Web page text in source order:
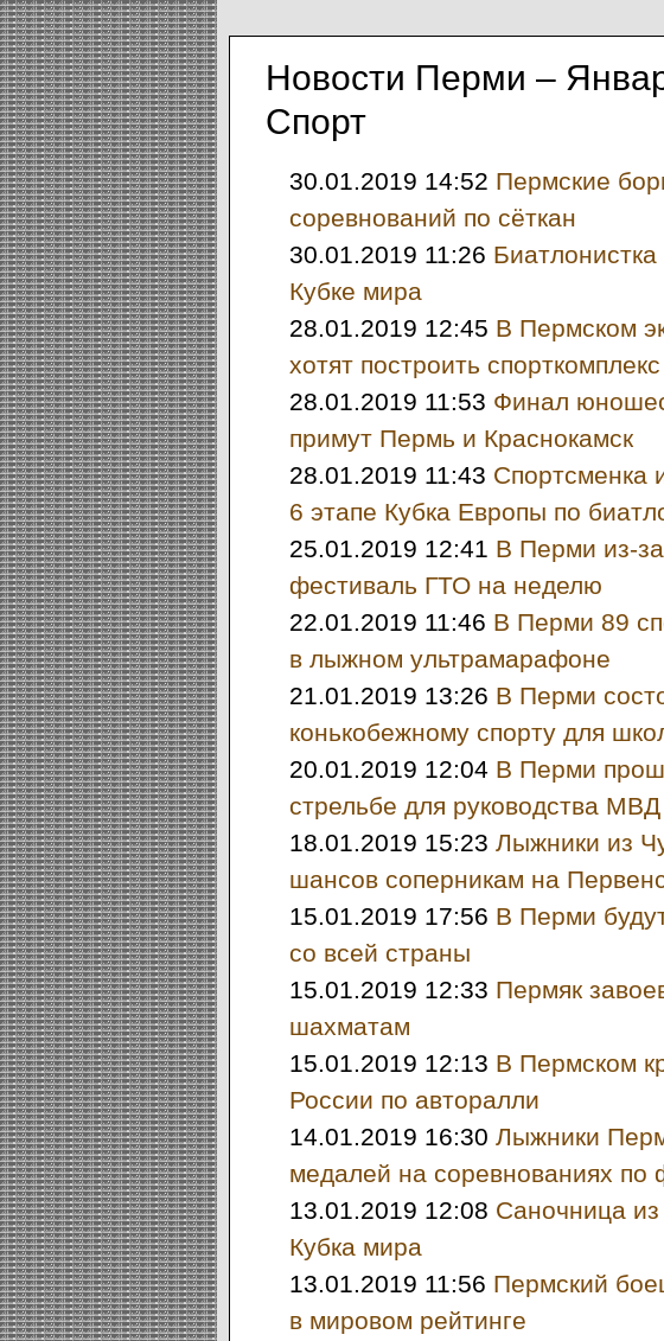
Новости Перми –
Спорт
30.01.2019 14:52 Пермские
соревнований по сёткан
30.01.2019 11:26
Кубке мира
28.01.2019 12:45 В Пермском
хотят построить спорткомплекс
28.01.2019 11:53 Финал
примут Пермь и Краснокамск
28.01.2019 11:43 Спортсменка
6 этапе Кубка Европы по
25.01.2019 12:41 В Перми из-
фестиваль ГТО на неделю
22.01.2019 11:46 В Перми 89
в лыжном ультрамарафоне
21.01.2019 13:26 В Перми
конькобежному спорту для
20.01.2019 12:04 В Перми
стрельбе для руководства МВД
18.01.2019 15:23 Лыжники из
шансов соперникам на
15.01.2019 17:56 В Перми
со всей страны
15.01.2019 12:33 Пермяк
шахматам
15.01.2019 12:13 В Пермском
России по авторалли
14.01.2019 16:30 Лыжники
медалей на соревнованиях по
13.01.2019 12:08 Саночница
Кубка мира
13.01.2019 11:56 Пермский
в мировом рейтинге